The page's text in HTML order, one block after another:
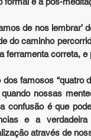
de nos
do caminho
ferramenta correta,
famosos “quatro
nossas
confusão é que
e a
através de